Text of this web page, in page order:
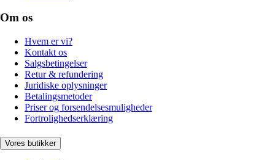
Om os
Hvem er vi?
Kontakt os
Salgsbetingelser
Retur & refundering
Juridiske oplysninger
Betalingsmetoder
Priser og forsendelsesmuligheder
Fortrolighedserklæring
Vores butikker